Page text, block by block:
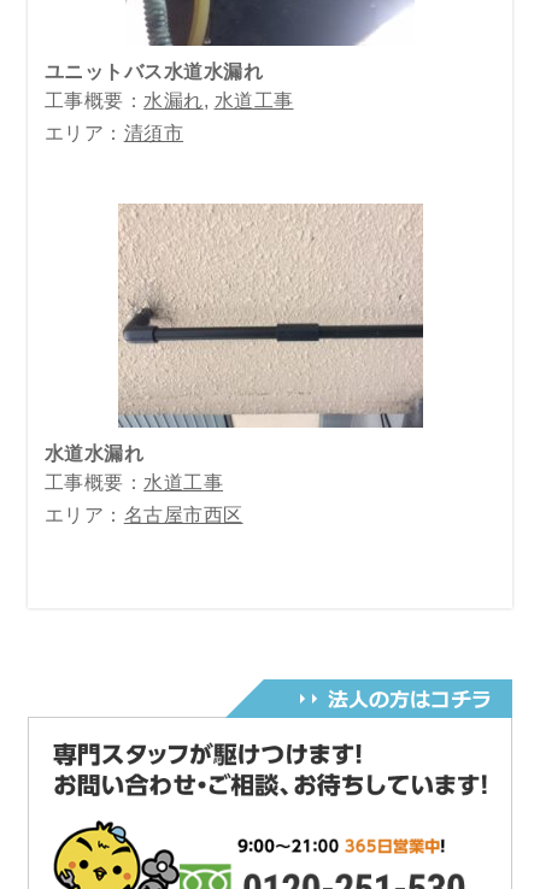
ユニットバス水道水漏れ
工事概要： 水漏れ
水道工事
エリア： 清須市
水道水漏れ
工事概要： 水道工事
エリア： 名古屋市西区